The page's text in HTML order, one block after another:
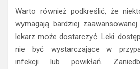
Warto również podkreślić, że
wymagają bardziej
lekarz może dostarczyć. Leki
nie być wystarczające w
infekcji lub powikłań.